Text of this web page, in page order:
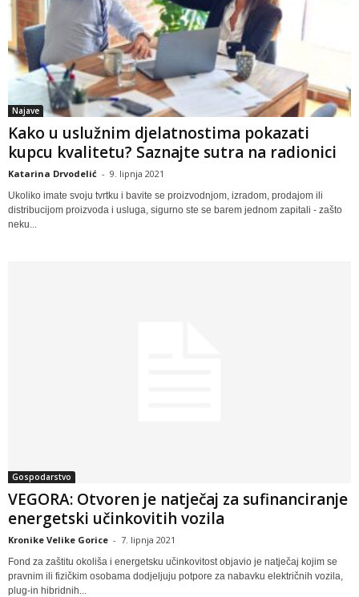
Najave
Kako u uslužnim djelatnostima pokazati
kupcu kvalitetu? Saznajte sutra na radionici
Katarina Drvodelić - 9. lipnja 2021
Ukoliko imate svoju tvrtku i bavite se proizvodnjom, izradom, prodajom ili
distribucijom proizvoda i usluga, sigurno ste se barem jednom zapitali - zašto
neku...
Gospodarstvo
VEGORA: Otvoren je natječaj za sufinanciranje
energetski učinkovitih vozila
Kronike Velike Gorice - 7. lipnja 2021
Fond za zaštitu okoliša i energetsku učinkovitost objavio je natječaj kojim se
pravnim ili fizičkim osobama dodjeljuju potpore za nabavku električnih vozila,
plug-in hibridnih...